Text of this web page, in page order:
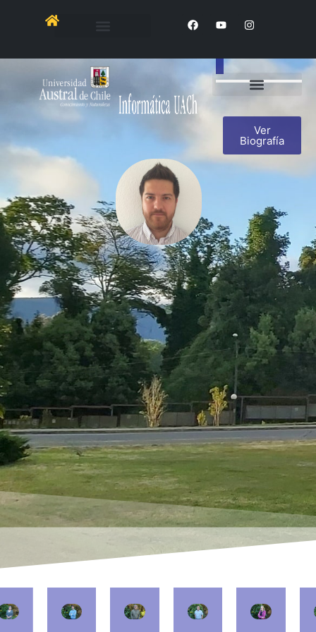
Ver
Biografía